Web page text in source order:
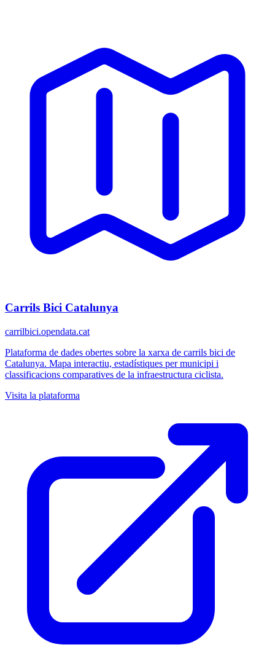
Carrils Bici Catalunya
carrilbici.opendata.cat
Plataforma de dades obertes sobre la xarxa de carrils bici de
Catalunya. Mapa interactiu, estadístiques per municipi i
classificacions comparatives de la infraestructura ciclista.
Visita la plataforma